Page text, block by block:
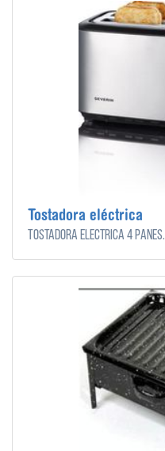
Tostadora eléctrica
Tostadora eléctrica 4 panes.